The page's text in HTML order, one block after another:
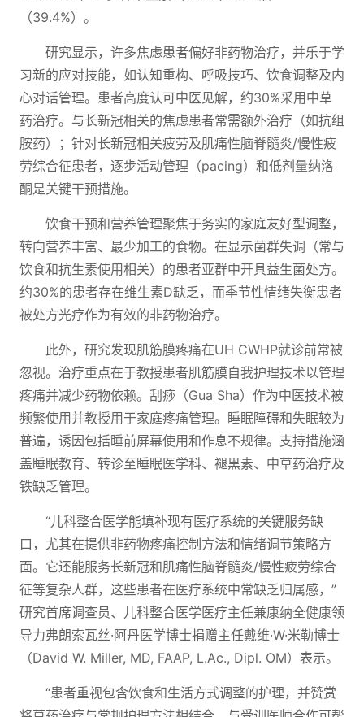
（39.4%）。
研究显示，许多焦虑患者偏好非药物治疗，并乐于学
习新的应对技能，如认知重构、呼吸技巧、饮食调整及内
心对话管理。患者高度认可中医见解，约30%采用中草
药治疗。与长新冠相关的焦虑患者常需额外治疗（如抗组
胺药）；针对长新冠相关疲劳及肌痛性脑脊髓炎/慢性疲
劳综合征患者，逐步活动管理（pacing）和低剂量纳洛
酮是关键干预措施。
饮食干预和营养管理聚焦于务实的家庭友好型调整，
转向营养丰富、最少加工的食物。在显示菌群失调（常与
饮食和抗生素使用相关）的患者亚群中开具益生菌处方。
约30%的患者存在维生素D缺乏，而季节性情绪失衡患者
被处方光疗作为有效的非药物治疗。
此外，研究发现肌筋膜疼痛在UH CWHP就诊前常被
忽视。治疗重点在于教授患者肌筋膜自我护理技术以管理
疼痛并减少药物依赖。刮痧（Gua Sha）作为中医技术被
频繁使用并教授用于家庭疼痛管理。睡眠障碍和失眠较为
普遍，诱因包括睡前屏幕使用和作息不规律。支持措施涵
盖睡眠教育、转诊至睡眠医学科、褪黑素、中草药治疗及
铁缺乏管理。
“儿科整合医学能填补现有医疗系统的关键服务缺
口，尤其在提供非药物疼痛控制方法和情绪调节策略方
面。它还能服务长新冠和肌痛性脑脊髓炎/慢性疲劳综合
征等复杂人群，这些患者在医疗系统中常缺乏归属感，”
研究首席调查员、儿科整合医学医疗主任兼康纳全健康领
导力弗朗索瓦丝·阿丹医学博士捐赠主任戴维·W·米勒博士
（David W. Miller, MD, FAAP, L.Ac., Dipl. OM）表示。
“患者重视包含饮食和生活方式调整的护理，并赞赏